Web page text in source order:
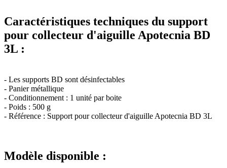
Caractéristiques techniques du support
pour collecteur d'aiguille Apotecnia BD
3L :
- Les supports BD sont désinfectables
- Panier métallique
- Conditionnement : 1 unité par boite
- Poids : 500 g
- Référence : Support pour collecteur d'aiguille Apotecnia BD 3L
Modèle disponible :